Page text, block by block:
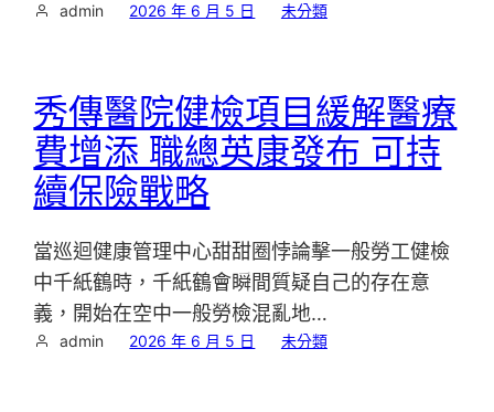
admin 2026 年 6 月 5 日 未分類
秀傳醫院健檢項目緩解醫療
費增添 職總英康發布 可持
續保險戰略
當巡迴健康管理中心甜甜圈悖論擊一般勞工健檢
中千紙鶴時，千紙鶴會瞬間質疑自己的存在意
義，開始在空中一般勞檢混亂地…
admin 2026 年 6 月 5 日 未分類